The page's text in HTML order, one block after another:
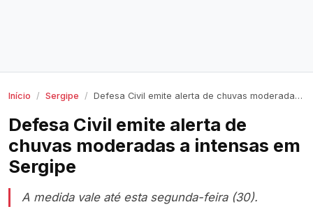
Início Sergipe Defesa Civil emite alerta de chuvas moderadas a intensas em Sergipe
Defesa Civil emite alerta de
chuvas moderadas a intensas em
Sergipe
A medida vale até esta segunda-feira (30).